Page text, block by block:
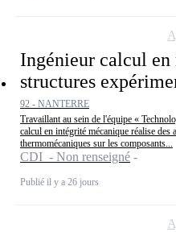
Ingénieur calcul en
structures
92 - NANTERRE
Travaillant au sein de l'équipe «
calcul en intégrité mécanique réalise des
thermomécaniques sur les composants...
CDI - Non renseigné
Publié il y a 26 jours